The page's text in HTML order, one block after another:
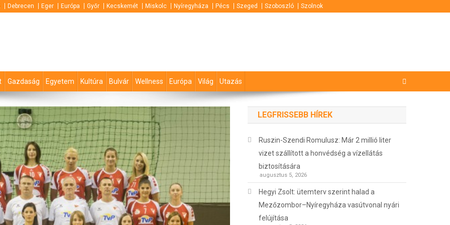
Debrecen Eger Európa Győr Kecskemét Miskolc Nyíregyháza Pécs Szeged Szoboszló Szolnok
Gazdaság Egyetem Kultúra Bulvár Wellness Európa Világ Utazás
LEGFRISSEBB HÍREK
Ruszin-Szendi Romulusz: Már 2 millió liter
vizet szállított a honvédség a vízellátás
biztosítására
augusztus 5, 2026
Hegyi Zsolt: ütemterv szerint halad a
Mezőzombor–Nyíregyháza vasútvonal nyári
felújítása